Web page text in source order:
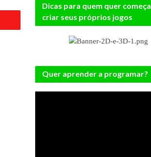
Dicas para quem quer
criar seus próprios jogos
Quer aprender a programar?